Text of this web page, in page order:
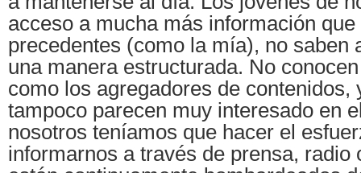
acceso a mucha más información
precedentes (como la mía), no saben
una manera estructurada. No
como los agregadores de contenidos,
tampoco parecen muy interesado en
nosotros teníamos que hacer el
informarnos a través de prensa, radio